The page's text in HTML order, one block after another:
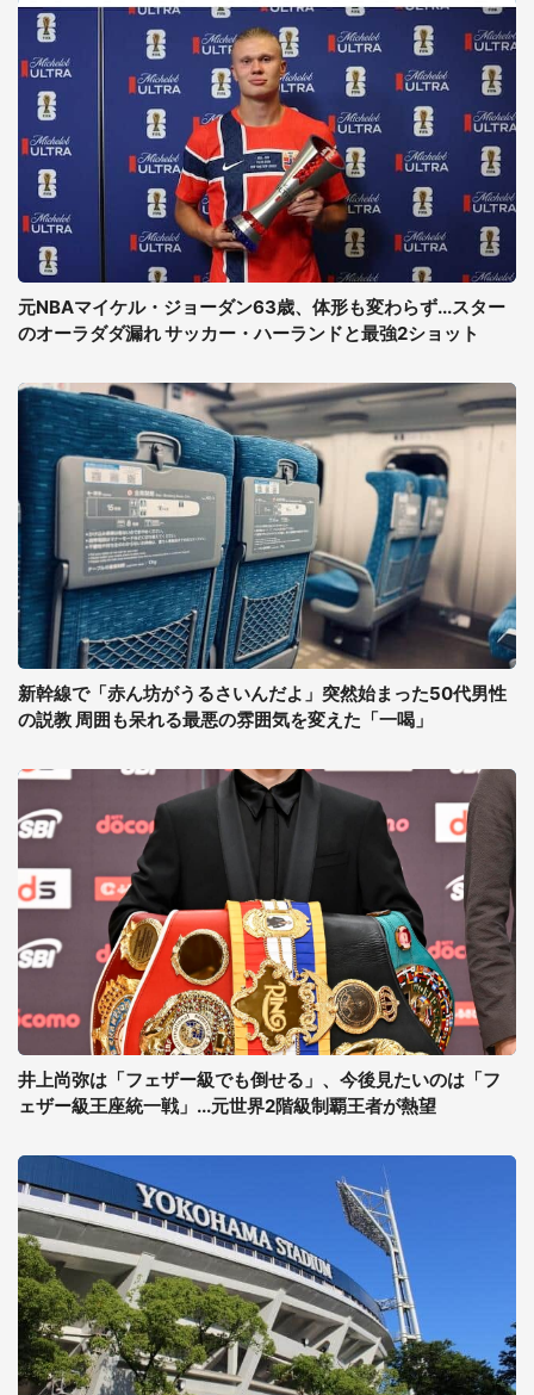
元NBAマイケル・ジョーダン63歳、体形も変わらず...スター
のオーラダダ漏れ サッカー・ハーランドと最強2ショット
新幹線で「赤ん坊がうるさいんだよ」突然始まった50代男性
の説教 周囲も呆れる最悪の雰囲気を変えた「一喝」
井上尚弥は「フェザー級でも倒せる」、今後見たいのは「フ
ェザー級王座統一戦」...元世界2階級制覇王者が熱望